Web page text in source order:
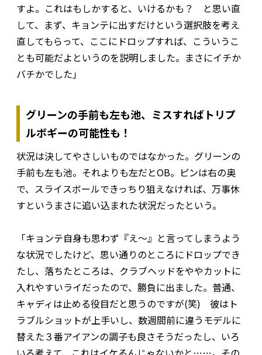
すよ。これはもしかすると、いけるかも？ と思い直
して、まず、キョンテに出すだけという選択肢を考え
直してもらって、ここにドロップすれば、こういうこ
とも可能だよというのを説明しました。まさにイチか
バチかでした」
グリーンの手前も左も池、ミスすればトリプ
ルボギーの可能性も！
状況は決してやさしいものではなかった。グリーンの
手前も左も池。それよりも左だとOB。ピンは右の奥
で、スライスボールできっちり狙えなければ、万事休
すというまさに追い込まれた状況だったという。
「キョンテ自身も思わず『え～』と言ってしまうよう
な状況でしたけど、思い通りのところにドロップでき
たし、落ちたところは、クラブヘッドをややカットに
入れやすいライだったので、勝負に出ました。普通、
キャディは止める役目だと思うのですが(笑) 彼はト
ラブルショットが上手いし、数週間前に違うモデルに
替えた３番アイアンの調子も良さそうだったし、いろ